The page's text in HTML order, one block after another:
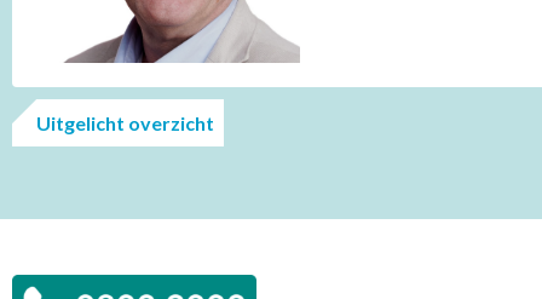
Uitgelicht overzicht